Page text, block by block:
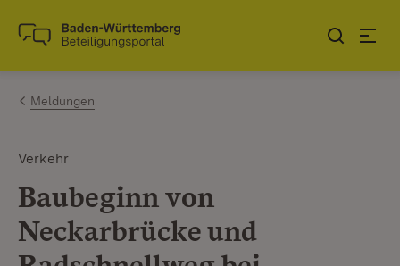
Zum Inhalt springen
Link zur Startseite
Meldungen
Verkehr
Baubeginn von
Neckarbrücke und